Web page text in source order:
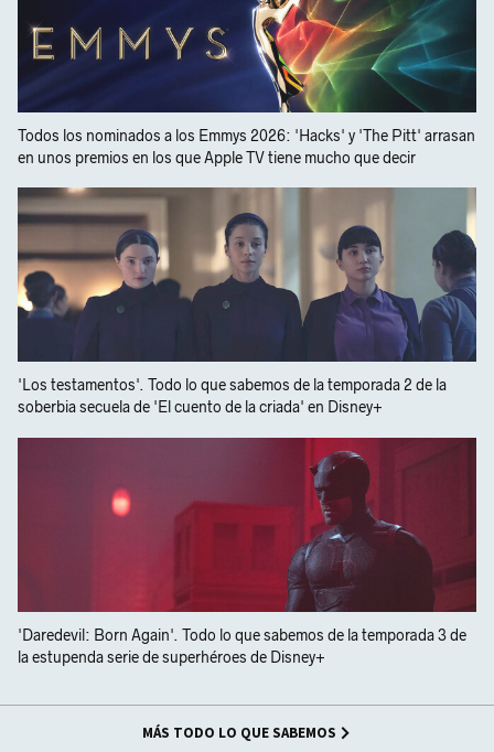
Todos los nominados a los Emmys 2026: 'Hacks' y 'The Pitt' arrasan
en unos premios en los que Apple TV tiene mucho que decir
'Los testamentos'. Todo lo que sabemos de la temporada 2 de la
soberbia secuela de 'El cuento de la criada' en Disney+
'Daredevil: Born Again'. Todo lo que sabemos de la temporada 3 de
la estupenda serie de superhéroes de Disney+
MÁS TODO LO QUE SABEMOS